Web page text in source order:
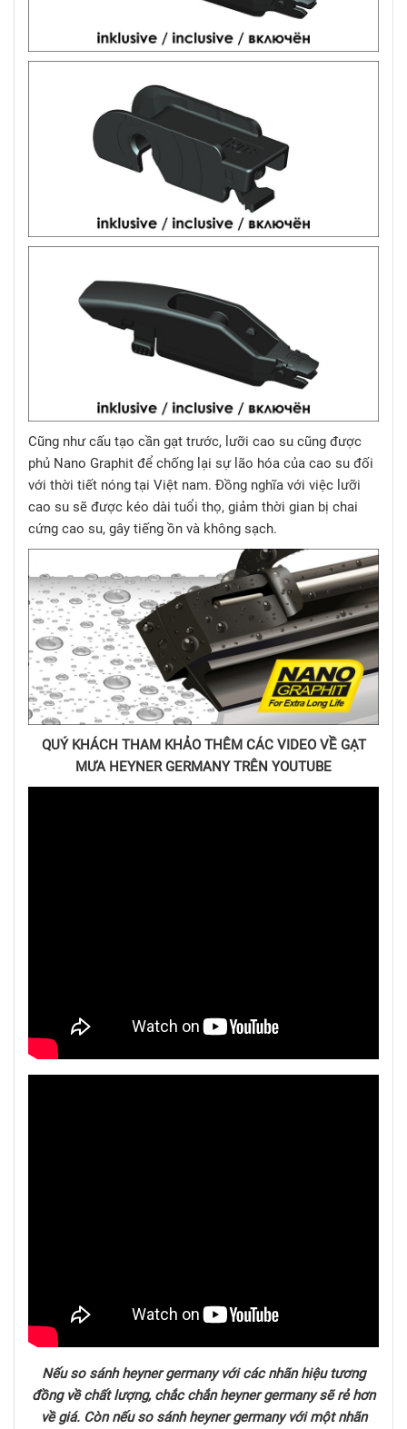
Cũng như cấu tạo cần gạt trước, lưỡi cao su cũng được
phủ Nano Graphit để chống lại sự lão hóa của cao su đối
với thời tiết nóng tại Việt nam. Đồng nghĩa với việc lưỡi
cao su sẽ được kéo dài tuổi thọ, giảm thời gian bị chai
cứng cao su, gây tiếng ồn và không sạch.
QUÝ KHÁCH THAM KHẢO THÊM CÁC VIDEO VỀ GẠT
MƯA HEYNER GERMANY TRÊN YOUTUBE
Nếu so sánh heyner germany với các nhãn hiệu tương
đồng về chất lượng, chắc chắn heyner germany sẽ rẻ hơn
về giá. Còn nếu so sánh heyner germany với một nhãn